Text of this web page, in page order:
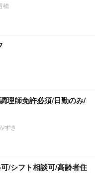
穂
理師免許必須/日勤のみ/
ずき
/シフト相談可/高齢者住